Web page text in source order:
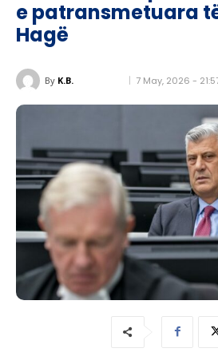
e patransmetuara
Hagë
By K.B. 7 May, 2026 -